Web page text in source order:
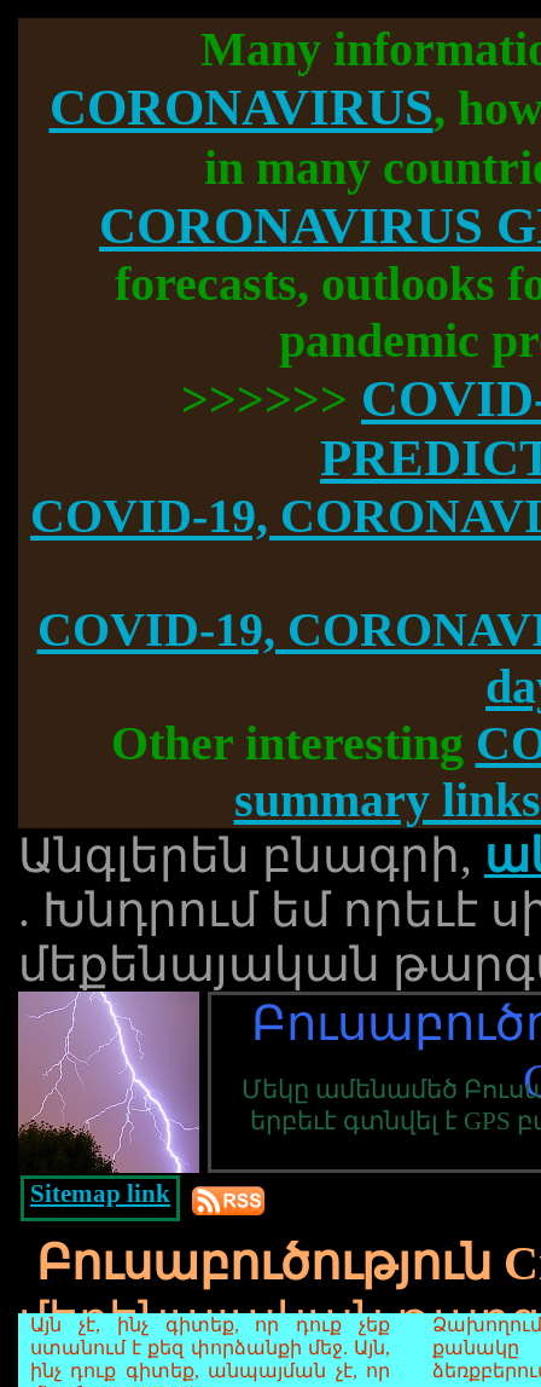
Many
CORONAVIRUS,
in many
CORONAVIRUS
forecasts, outlooks
pandemic
>>>>>>
COVID-19,
COVID-19,
Other interesting
summary
Անգլերեն բնագրի,
. Խնդրում եմ
մեքենայական
Մեկը ամենամեծ
երբեւէ գտնվել է
Sitemap link
Բուսաբուծություն
մեքենայական
Այն չէ, ինչ գիտեք, որ դուք չեք
ստանում է քեզ փորձանքի մեջ. Այն,
ինչ դուք գիտեք, անպայման չէ, որ